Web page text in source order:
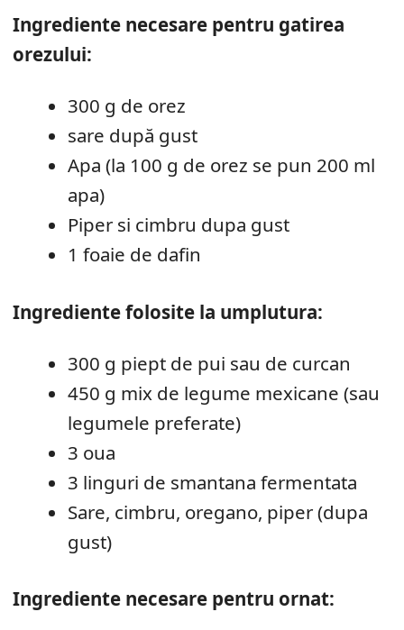
Ingrediente necesare pentru gatirea
orezului:
300 g de orez
sare după gust
Apa (la 100 g de orez se pun 200 ml
apa)
Piper si cimbru dupa gust
1 foaie de dafin
Ingrediente folosite la umplutura:
300 g piept de pui sau de curcan
450 g mix de legume mexicane (sau
legumele preferate)
3 oua
3 linguri de smantana fermentata
Sare, cimbru, oregano, piper (dupa
gust)
Ingrediente necesare pentru ornat: